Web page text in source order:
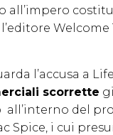
all’impero
l’accusa a
scorrette
all’interno del
Spice, i cui